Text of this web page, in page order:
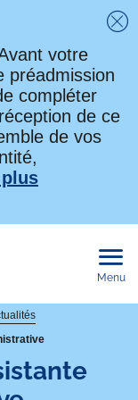
votre
préadmission
compléter
de ce
de vos
Menu